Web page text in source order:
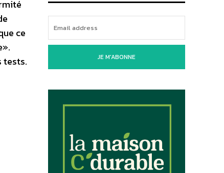
ce
tests.
JE M'ABONNE